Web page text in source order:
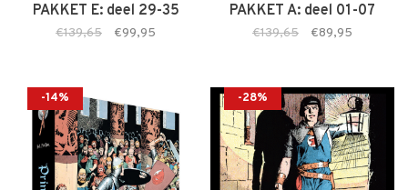
PAKKET E: deel 29-35
€139,65 €99,95
PAKKET A: deel 01-07
€139,65 €89,95
-14% -28%